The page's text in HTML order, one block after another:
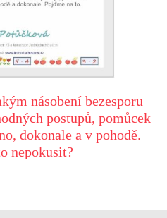
násobení bezesporu
postupů, pomůcek
dokonale a v pohodě.
nepokusit?